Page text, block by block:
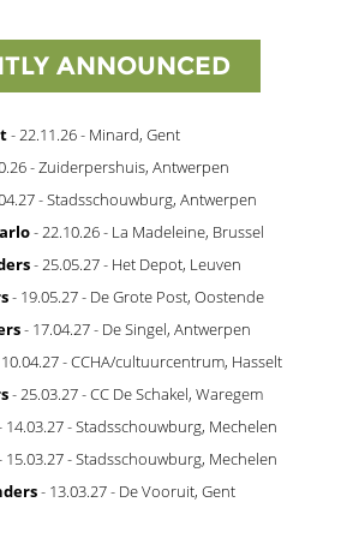
ANNOUNCED
- 22.11.26 - Minard, Gent
- Zuiderpershuis, Antwerpen
- Stadsschouwburg, Antwerpen
- 22.10.26 - La Madeleine, Brussel
- 25.05.27 - Het Depot, Leuven
- 19.05.27 - De Grote Post, Oostende
- 17.04.27 - De Singel, Antwerpen
- CCHA/cultuurcentrum, Hasselt
- 25.03.27 - CC De Schakel, Waregem
14.03.27 - Stadsschouwburg, Mechelen
15.03.27 - Stadsschouwburg, Mechelen
- 13.03.27 - De Vooruit, Gent